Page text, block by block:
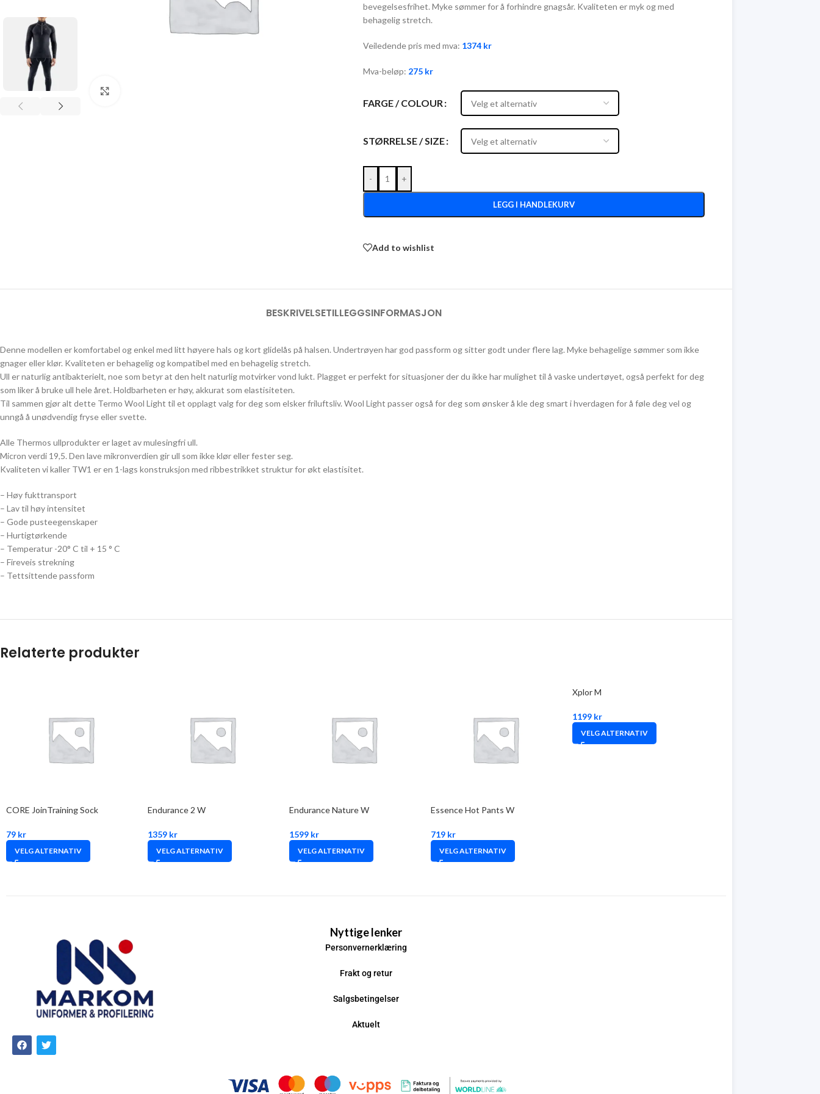
bevegelsesfrihet. Myke sømmer for å forhindre gnagsår. Kvaliteten er myk og med
behagelig stretch.
Veiledende pris med mva: 1374 kr
Mva-beløp: 275 kr
FARGE / COLOUR
STØRRELSE / SIZE
- +
LEGG I HANDLEKURV
Add to wishlist
BESKRIVELSETILLEGGSINFORMASJON
Denne modellen er komfortabel og enkel med litt høyere hals og kort glidelås på halsen. Undertrøyen har god passform og sitter godt under flere lag. Myke behagelige sømmer som ikke
gnager eller klør. Kvaliteten er behagelig og kompatibel med en behagelig stretch.
Ull er naturlig antibakterielt, noe som betyr at den helt naturlig motvirker vond lukt. Plagget er perfekt for situasjoner der du ikke har mulighet til å vaske undertøyet, også perfekt for deg
som liker å bruke ull hele året. Holdbarheten er høy, akkurat som elastisiteten.
Til sammen gjør alt dette Termo Wool Light til et opplagt valg for deg som elsker friluftsliv. Wool Light passer også for deg som ønsker å kle deg smart i hverdagen for å føle deg vel og
unngå å unødvendig fryse eller svette.
Alle Thermos ullprodukter er laget av mulesingfri ull.
Micron verdi 19,5. Den lave mikronverdien gir ull som ikke klør eller fester seg.
Kvaliteten vi kaller TW1 er en 1-lags konstruksjon med ribbestrikket struktur for økt elastisitet.
– Høy fukttransport
– Lav til høy intensitet
– Gode pusteegenskaper
– Hurtigtørkende
– Temperatur -20° C til + 15 ° C
– Fireveis strekning
– Tettsittende passform
Relaterte produkter
CORE JoinTraining Sock
79 kr
VELG ALTERNATIV
Endurance 2 W
1359 kr
VELG ALTERNATIV
Endurance Nature W
1599 kr
VELG ALTERNATIV
Essence Hot Pants W
719 kr
VELG ALTERNATIV
Xplor M
1199 kr
VELG ALTERNATIV
Nyttige lenker
Personvernerklæring
Frakt og retur
Salgsbetingelser
Aktuelt